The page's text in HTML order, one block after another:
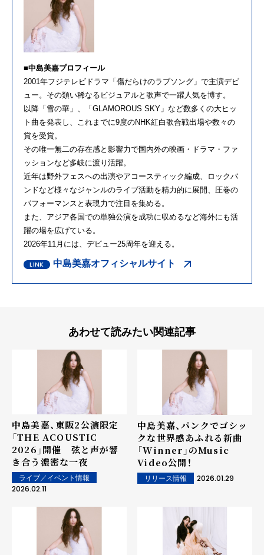
■中島美嘉プロフィール
2001年フジテレビドラマ「傷だらけのラブソング」で主演デビ
ュー。その類い稀なるビジュアルと歌声で一躍人気を博す。
以降「雪の華」、「GLAMOROUS SKY」など数多くの大ヒッ
ト曲を発表し、これまでに9度のNHK紅白歌合戦出場や数々の
賞を受賞。
その唯一無二の存在感と影響力で国内外の映画・ドラマ・ファ
ッションなど多岐に渡り活躍。
近年は野外フェスへの出演やアコースティック編成、ロックバ
ンドなど様々なジャンルのライブ活動を精力的に展開、圧巻の
パフォーマンスと表現力で注目を集める。
また、アジア各国での単独公演を成功に収めるなど海外にも活
躍の場を広げている。
2026年11月には、デビュー25周年を迎える。
中島美嘉オフィシャルサイト
あわせて読みたい関連記事
中島美嘉、東阪2公演限定
「THE ACOUSTIC
2026」開催 弦と声が響
き合う濃密な一夜
ライブ／イベント情報
2026.02.11
中島美嘉、パンクでゴシッ
クな世界感あふれる新曲
「Winner」のMusic
Video公開！
リリース情報 2026.01.29